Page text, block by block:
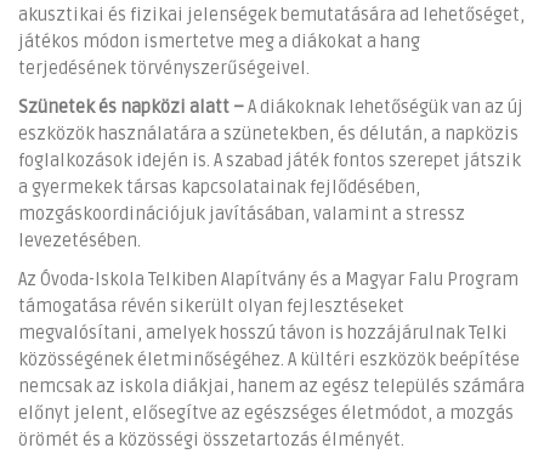
akusztikai és fizikai jelenségek bemutatására ad lehetőséget,
játékos módon ismertetve meg a diákokat a hang
terjedésének törvényszerűségeivel.
Szünetek és napközi alatt –A diákoknak lehetőségük van az új
eszközök használatára a szünetekben, és délután, a napközis
foglalkozások idején is. A szabad játék fontos szerepet játszik
a gyermekek társas kapcsolatainak fejlődésében,
mozgáskoordinációjuk javításában, valamint a stressz
levezetésében.
Az Óvoda-Iskola Telkiben Alapítvány és a Magyar Falu Program
támogatása révén sikerült olyan fejlesztéseket
megvalósítani, amelyek hosszú távon is hozzájárulnak Telki
közösségének életminőségéhez. A kültéri eszközök beépítése
nemcsak az iskola diákjai, hanem az egész település számára
előnyt jelent, elősegítve az egészséges életmódot, a mozgás
örömét és a közösségi összetartozás élményét.